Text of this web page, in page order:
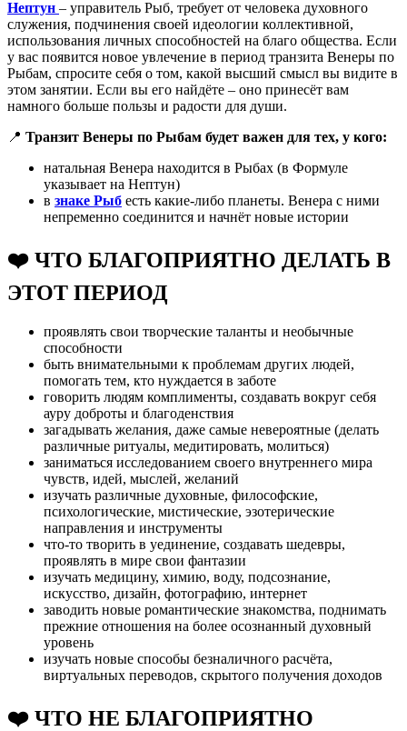
Нептун – управитель Рыб, требует от человека духовного
служения, подчинения своей идеологии коллективной,
использования личных способностей на благо общества. Если
у вас появится новое увлечение в период транзита Венеры по
Рыбам, спросите себя о том, какой высший смысл вы видите в
этом занятии. Если вы его найдёте – оно принесёт вам
намного больше пользы и радости для души.
📍 Транзит Венеры по Рыбам будет важен для тех, у кого:
натальная Венера находится в Рыбах (в Формуле
указывает на Нептун)
в знаке Рыб есть какие-либо планеты. Венера с ними
непременно соединится и начнёт новые истории
❤️ ЧТО БЛАГОПРИЯТНО ДЕЛАТЬ В
ЭТОТ ПЕРИОД
проявлять свои творческие таланты и необычные
способности
быть внимательными к проблемам других людей,
помогать тем, кто нуждается в заботе
говорить людям комплименты, создавать вокруг себя
ауру доброты и благоденствия
загадывать желания, даже самые невероятные (делать
различные ритуалы, медитировать, молиться)
заниматься исследованием своего внутреннего мира
чувств, идей, мыслей, желаний
изучать различные духовные, философские,
психологические, мистические, эзотерические
направления и инструменты
что-то творить в уединение, создавать шедевры,
проявлять в мире свои фантазии
изучать медицину, химию, воду, подсознание,
искусство, дизайн, фотографию, интернет
заводить новые романтические знакомства, поднимать
прежние отношения на более осознанный духовный
уровень
изучать новые способы безналичного расчёта,
виртуальных переводов, скрытого получения доходов
❤️ ЧТО НЕ БЛАГОПРИЯТНО